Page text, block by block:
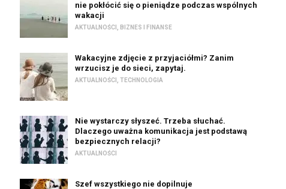
nie pokłócić się o pieniądze podczas wspólnych
wakacji
AKTUALNOŚCI BIZNES I FINANSE
Wakacyjne zdjęcie z przyjaciółmi? Zanim
wrzucisz je do sieci, zapytaj.
AKTUALNOŚCI ,TECHNOLOGIA
Nie wystarczy słyszeć. Trzeba słuchać.
Dlaczego uważna komunikacja jest podstawą
bezpiecznych relacji?
AKTUALNOŚCI
Szef wszystkiego nie dopilnuje